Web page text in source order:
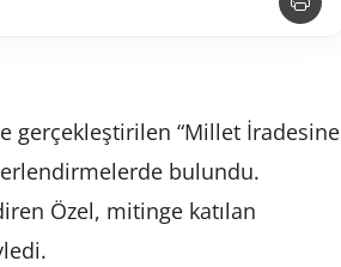
gerçekleştirilen “Millet İradesine
bulundu.
Özel, mitinge katılan